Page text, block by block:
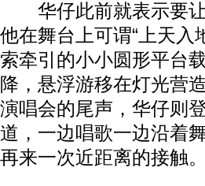
华仔此前就表示要让
他在舞台上可谓“上天入
索牵引的小小圆形平台
降，悬浮游移在灯光营
演唱会的尾声，华仔则
道，一边唱歌一边沿着
再来一次近距离的接触。